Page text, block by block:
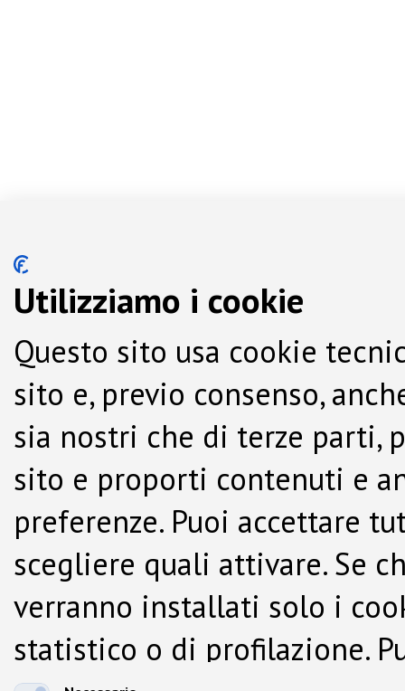
Utilizziamo i cookie
Questo sito usa cookie
sito e, previo consenso,
sia nostri che di terze parti,
sito e proporti contenuti e
preferenze. Puoi accettare
scegliere quali attivare. Se
verranno installati solo i
statistico o di profilazione.